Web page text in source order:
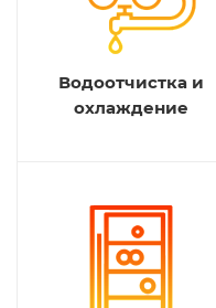
Водоотчистка и
охлаждение